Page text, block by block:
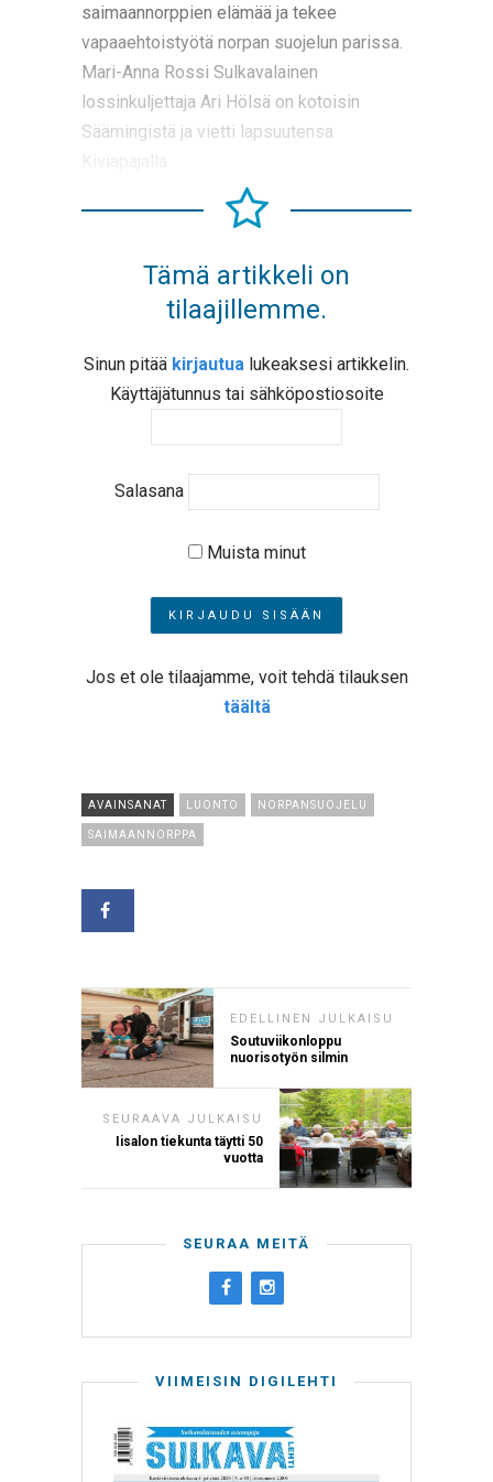
saimaannorppien elämää ja tekee
vapaaehtoistyötä norpan suojelun parissa.
Mari-Anna Rossi Sulkavalainen
lossinkuljettaja Ari Hölsä on kotoisin
Säämingistä ja vietti lapsuutensa
Tämä artikkeli on
tilaajillemme.
Sinun pitää kirjautua lukeaksesi artikkelin.
Käyttäjätunnus tai sähköpostiosoite
Salasana
Muista minut
Jos et ole tilaajamme, voit tehdä tilauksen
täältä
AVAINSANAT LUONTO NORPANSUOJELU
SAIMAANNORPPA
EDELLINEN JULKAISU
Soutuviikonloppu
nuorisotyön silmin
SEURAAVA JULKAISU
Iisalon tiekunta täytti 50
vuotta
SEURAA MEITÄ
VIIMEISIN DIGILEHTI